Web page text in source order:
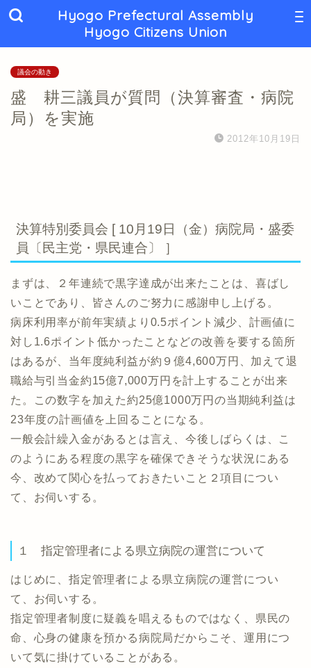
Hyogo Prefectural Assembly
Hyogo Citizens Union
議会の動き
盛 耕三議員が質問（決算審査・病院
局）を実施
2012年10月19日
決算特別委員会 [ 10月19日（金）病院局・盛委
員〔民主党・県民連合〕 ］
まずは、２年連続で黒字達成が出来たことは、喜ばし
いことであり、皆さんのご努力に感謝申し上げる。
病床利用率が前年実績より0.5ポイント減少、計画値に
対し1.6ポイント低かったことなどの改善を要する箇所
はあるが、当年度純利益が約９億4,600万円、加えて退
職給与引当金約15億7,000万円を計上することが出来
た。この数字を加えた約25億1000万円の当期純利益は
23年度の計画値を上回ることになる。
一般会計繰入金があるとは言え、今後しばらくは、こ
のようにある程度の黒字を確保できそうな状況にある
今、改めて関心を払っておきたいこと２項目につい
て、お伺いする。
１ 指定管理者による県立病院の運営について
はじめに、指定管理者による県立病院の運営につい
て、お伺いする。
指定管理者制度に疑義を唱えるものではなく、県民の
命、心身の健康を預かる病院局だからこそ、運用につ
いて気に掛けていることがある。